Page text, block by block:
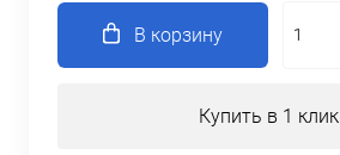
В корзину
Купить в 1 клик